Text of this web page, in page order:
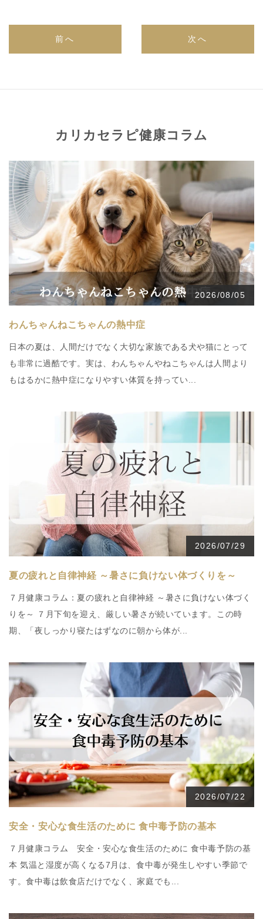
前へ 次へ
カリカセラピ健康コラム
2026/08/05
わんちゃんねこちゃんの熱中症
日本の夏は、人間だけでなく大切な家族である犬や猫にとって
も非常に過酷です。実は、わんちゃんやねこちゃんは人間より
もはるかに熱中症になりやすい体質を持ってい...
2026/07/29
夏の疲れと自律神経 ～暑さに負けない体づくりを～
７月健康コラム：夏の疲れと自律神経 ～暑さに負けない体づく
りを～ ７月下旬を迎え、厳しい暑さが続いています。この時
期、「夜しっかり寝たはずなのに朝から体が...
2026/07/22
安全・安心な食生活のために 食中毒予防の基本
７月健康コラム 安全・安心な食生活のために 食中毒予防の基
本 気温と湿度が高くなる7月は、食中毒が発生しやすい季節で
す。食中毒は飲食店だけでなく、家庭でも...